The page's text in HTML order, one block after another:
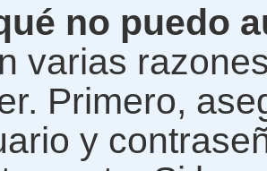
no puedo
varias
Primero,
y